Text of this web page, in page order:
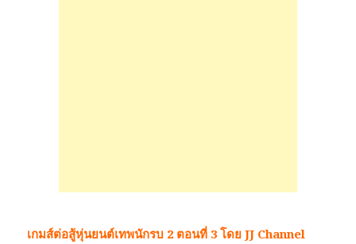
เกมส์ต่อสู้หุ่นยนต์เทพนักรบ 2 ตอนที่ 3 โดย JJ Channel